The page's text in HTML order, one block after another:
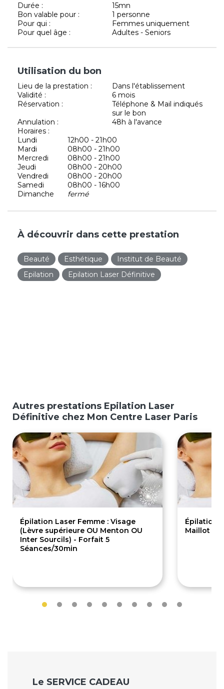
Durée :
15mn
Bon valable pour :
1 personne
Pour qui :
Femmes uniquement
Pour quel âge :
Adultes - Seniors
Utilisation du bon
Lieu de la prestation :
Dans l'établissement
Validité :
6 mois
Réservation :
Téléphone & Mail indiqués
sur le bon
Annulation :
48h à l'avance
Horaires :
Lundi
12h00 - 21h00
Mardi
08h00 - 21h00
Mercredi
08h00 - 21h00
Jeudi
08h00 - 20h00
Vendredi
08h00 - 20h00
Samedi
08h00 - 16h00
Dimanche
fermé
À découvrir dans cette prestation
Beauté Esthétique
Institut de Beauté
Epilation
Epilation Laser Définitive
Autres prestations Epilation Laser
Définitive chez Mon Centre Laser Paris
Épilation Laser Femme : Visage
(Lèvre supérieure OU Menton OU
Inter Sourcils) - Forfait 5
Séances/30min
Épilation
Maillot
Le SERVICE CADEAU